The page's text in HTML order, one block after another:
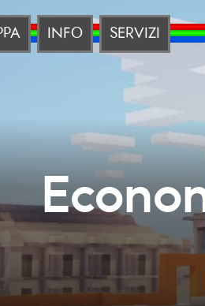
INFO SERVIZI